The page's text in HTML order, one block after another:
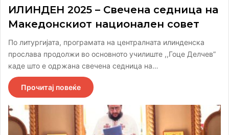
ИЛИНДЕН 2025 – Свечена седница на
Македонскиот национален совет
По литургијата, програмата на централната илинденска
прослава продолжи во основното училиште ,,Гоце Делчев”
каде што е одржана свечена седница на…
Прочитај повеќе